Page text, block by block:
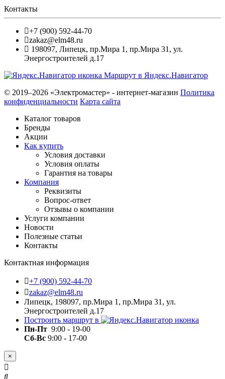
Контакты
+7 (900) 592-44-70
zakaz@elm48.ru
198097, Липецк, пр.Мира 1, пр.Мира 31, ул.
Энергостроителей д.17
Маршрут в Яндекс.Навигатор
© 2019–2026 «Электромастер» - интернет-магазин Политика
конфиденциальности Карта сайта
Каталог товаров
Бренды
Акции
Как купить
Условия доставки
Условия оплаты
Гарантия на товары
Компания
Реквизиты
Вопрос-ответ
Отзывы о компании
Услуги компании
Новости
Полезные статьи
Контакты
Контактная информация
+7 (900) 592-44-70
zakaz@elm48.ru
Липецк, 198097, пр.Мира 1, пр.Мира 31, ул.
Энергостроителей д.17
Построить маршрут в
Пн-Пт 9:00 - 19-00
Сб-Вс 9:00 - 17-00
×